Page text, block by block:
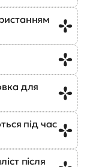
для
під час
після